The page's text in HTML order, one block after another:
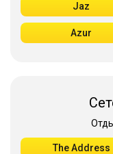
Jaz
Azur
The Address